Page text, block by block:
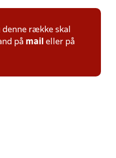
række skal
på mail eller på